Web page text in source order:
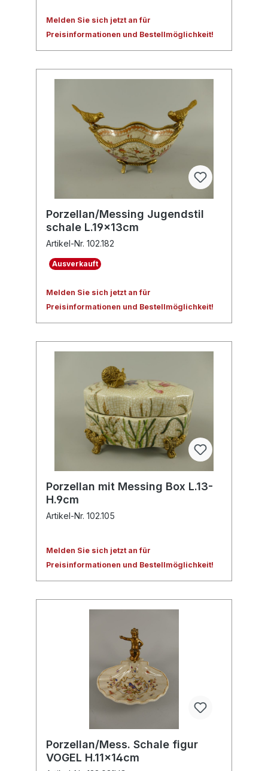
Melden Sie sich jetzt an für
Preisinformationen und Bestellmöglichkeit!
Porzellan/Messing Jugendstil
schale L.19x13cm
Artikel-Nr. 102.182
Ausverkauft
Melden Sie sich jetzt an für
Preisinformationen und Bestellmöglichkeit!
Porzellan mit Messing Box L.13-
H.9cm
Artikel-Nr. 102.105
Melden Sie sich jetzt an für
Preisinformationen und Bestellmöglichkeit!
Porzellan/Mess. Schale figur
VOGEL H.11x14cm